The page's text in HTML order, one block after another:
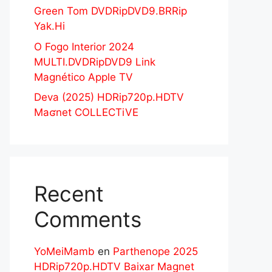
Green Tom DVDRipDVD9.BRRip
Yak.Hi
O Fogo Interior 2024
MULTI.DVDRipDVD9 Link
Magnético Apple TV
Deva (2025) HDRip720p.HDTV
Maʛnet COLLECTiVE
Recent
Comments
YoMeiMamb en Parthenope 2025
HDRip720p.HDTV Baixar Magnet